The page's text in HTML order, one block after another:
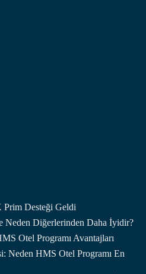
Prim Desteği Geldi
Neden Diğerlerinden Daha İyidir?
Otel Programı Avantajları
Neden HMS Otel Programı En